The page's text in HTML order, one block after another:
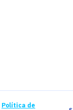
Política de